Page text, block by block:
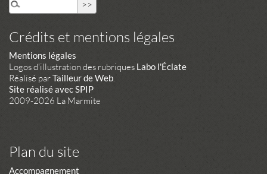
Crédits et mentions légales
Mentions légales
Logos d'illustration des rubriques Labo l'Éclate
Réalisé parTailleur de Web.
Site réalisé avec SPIP
2009-2026 La Marmite
Plan du site
Accompagnement